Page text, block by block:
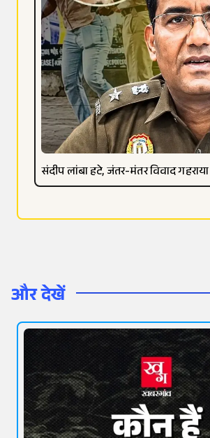
संदीप लांबा हटे, जंतर-मंतर विवाद गहराया
और देखें